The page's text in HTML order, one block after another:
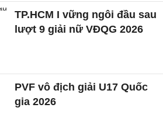
TP.HCM I vững ngôi đầu sau
lượt 9 giải nữ VĐQG 2026
PVF vô địch giải U17 Quốc
gia 2026